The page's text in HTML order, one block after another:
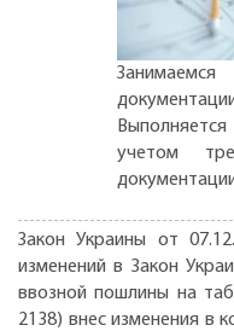
учетом
Закон Украины от
изменений в Закон
ввозной пошлины на
2138) внес изменения в